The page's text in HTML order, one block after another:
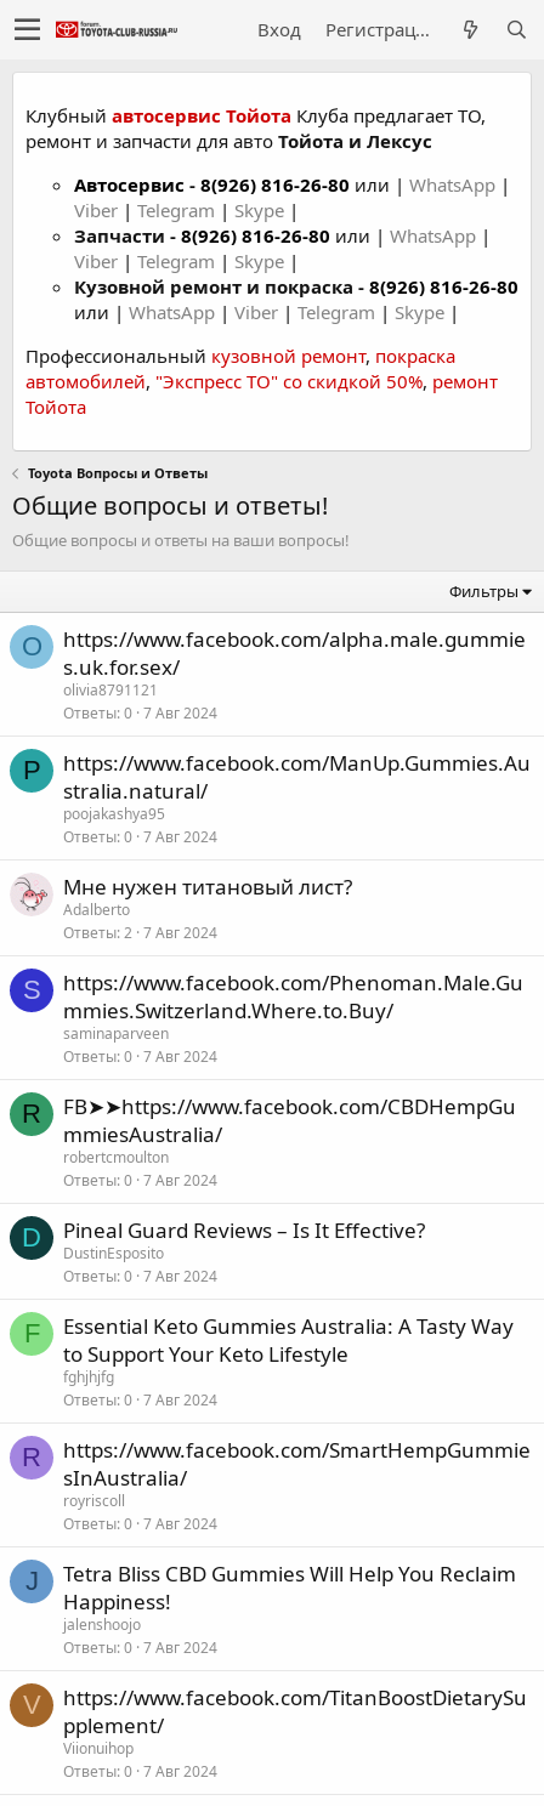
Вход Регистрация
Клубный автосервис Тойота Клуба предлагает ТО,
ремонт и запчасти для авто Тойота и Лексус
Автосервис - 8(926) 816-26-80 или | WhatsApp |
Viber | Telegram | Skype |
Запчасти - 8(926) 816-26-80 или | WhatsApp |
Viber | Telegram | Skype |
Кузовной ремонт и покраска - 8(926) 816-26-80
или | WhatsApp | Viber | Telegram | Skype |
Профессиональный кузовной ремонт, покраска
автомобилей, "Экспресс ТО" со скидкой 50%, ремонт
Тойота
Toyota Вопросы и Ответы
Общие вопросы и ответы!
Общие вопросы и ответы на ваши вопросы!
Фильтры
O
https://www.facebook.com/alpha.male.gummie
s.uk.for.sex/
olivia8791121
Ответы 0 7 Авг 2024
P
https://www.facebook.com/ManUp.Gummies.Au
stralia.natural/
poojakashya95
Ответы 0 7 Авг 2024
Мне нужен титановый лист?
Adalberto
Ответы 2 7 Авг 2024
S
https://www.facebook.com/Phenoman.Male.Gu
mmies.Switzerland.Where.to.Buy/
saminaparveen
Ответы 0 7 Авг 2024
R
FB➤➤https://www.facebook.com/CBDHempGu
mmiesAustralia/
robertcmoulton
Ответы 0 7 Авг 2024
D Pineal Guard Reviews – Is It Effective?
DustinEsposito
Ответы 0 7 Авг 2024
F
Essential Keto Gummies Australia: A Tasty Way
to Support Your Keto Lifestyle
fghjhjfg
Ответы 0 7 Авг 2024
R
https://www.facebook.com/SmartHempGummie
sInAustralia/
royriscoll
Ответы 0 7 Авг 2024
J
Tetra Bliss CBD Gummies Will Help You Reclaim
Happiness!
jalenshoojo
Ответы 0 7 Авг 2024
V
https://www.facebook.com/TitanBoostDietarySu
pplement/
Viionuihop
Ответы 0 7 Авг 2024